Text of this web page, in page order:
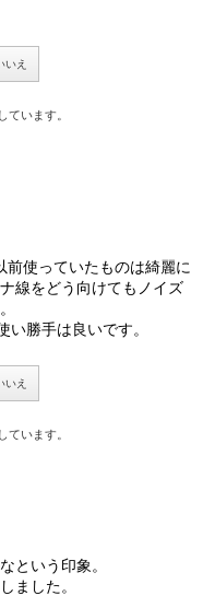
いえ
ています。
使っていたものは綺麗に
線をどう向けてもノイズ
勝手は良いです。
いえ
ています。
という印象。
ました。